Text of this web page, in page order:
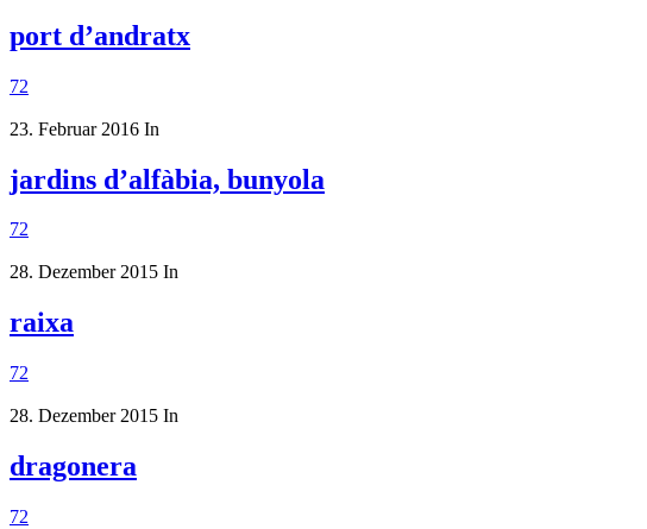
port d’andratx
72
23. Februar 2016 In
jardins d’alfàbia, bunyola
72
28. Dezember 2015 In
raixa
72
28. Dezember 2015 In
dragonera
72